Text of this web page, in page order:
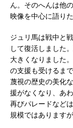
ん。そのへんは他
映像を中心に語り
ジュリ馬は戦中と
して復活しました
大きくなりました
の支援も受けるま
蔑視の歴史の美化
援がなくなり、あ
再びパレードなど
規模ではあります